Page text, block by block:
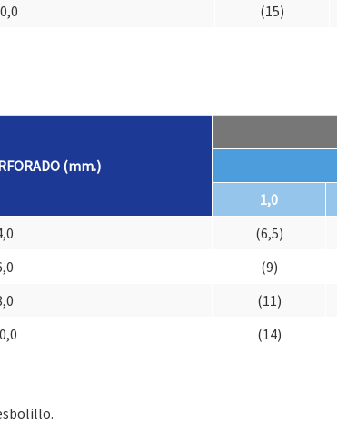
(15)
(mm.)
1,0
(6,5)
(9)
(11)
(14)